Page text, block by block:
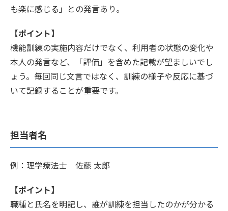
も楽に感じる」との発言あり。
【ポイント】
機能訓練の実施内容だけでなく、利用者の状態の変化や
本人の発言など、「評価」を含めた記載が望ましいでし
ょう。毎回同じ文言ではなく、訓練の様子や反応に基づ
いて記録することが重要です。
担当者名
例：理学療法士 佐藤 太郎
【ポイント】
職種と氏名を明記し、誰が訓練を担当したのかが分かる